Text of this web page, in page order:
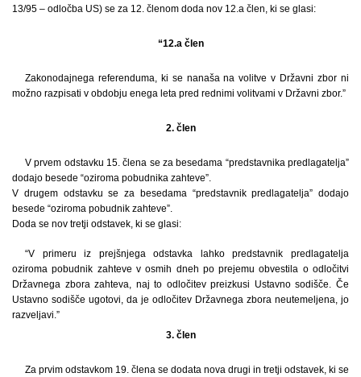
13/95 – odločba US) se za 12. členom doda nov 12.a člen, ki se glasi:
“12.a člen
Zakonodajnega referenduma, ki se nanaša na volitve v Državni zbor ni
možno razpisati v obdobju enega leta pred rednimi volitvami v Državni zbor.”
2. člen
V prvem odstavku 15. člena se za besedama “predstavnika predlagatelja”
dodajo besede “oziroma pobudnika zahteve”.
V drugem odstavku se za besedama “predstavnik predlagatelja” dodajo
besede “oziroma pobudnik zahteve”.
Doda se nov tretji odstavek, ki se glasi:
“V primeru iz prejšnjega odstavka lahko predstavnik predlagatelja
oziroma pobudnik zahteve v osmih dneh po prejemu obvestila o odločitvi
Državnega zbora zahteva, naj to odločitev preizkusi Ustavno sodišče. Če
Ustavno sodišče ugotovi, da je odločitev Državnega zbora neutemeljena, jo
razveljavi.”
3. člen
Za prvim odstavkom 19. člena se dodata nova drugi in tretji odstavek, ki se